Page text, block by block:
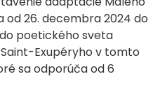
od 26. decembra 2024 do
poetického sveta
Exupéryho v tomto
sa odporúča od 6